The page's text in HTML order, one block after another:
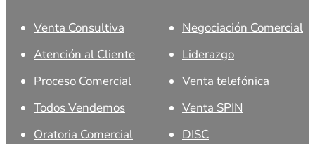
Venta Consultiva
Atención al Cliente
Proceso Comercial
Todos Vendemos
Oratoria Comercial
Negociación Comercial
Liderazgo
Venta telefónica
Venta SPIN
DISC